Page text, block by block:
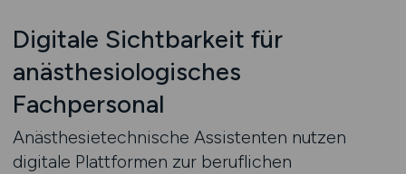
Digitale Sichtbarkeit für
anästhesiologisches
Fachpersonal
Anästhesietechnische Assistenten nutzen
digitale Plattformen zur beruflichen